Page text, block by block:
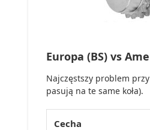
Europa (BS) vs
Najczęstszy problem
pasują na te same koła).
Cecha